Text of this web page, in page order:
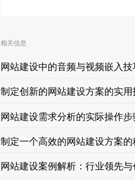
相关信息
网站建设中的音频与视频嵌入技
制定创新的网站建设方案的实用
网站建设需求分析的实际操作步
制定一个高效的网站建设方案
网站建设案例解析：行业领先